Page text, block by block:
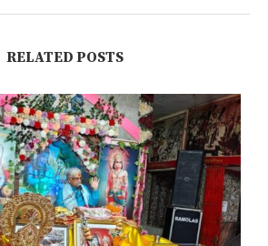
RELATED POSTS